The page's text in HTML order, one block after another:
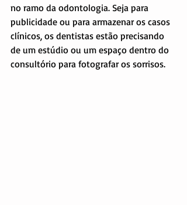
no ramo da odontologia. Seja para
publicidade ou para armazenar os casos
clínicos, os dentistas estão precisando
de um estúdio ou um espaço dentro do
consultório para fotografar os sorrisos.